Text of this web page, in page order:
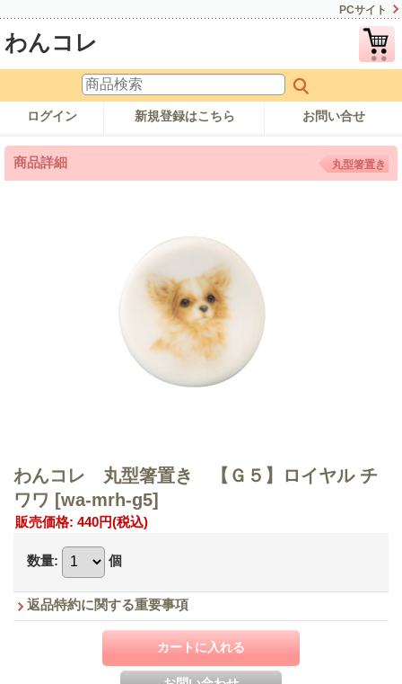
PCサイト
わんコレ
ログイン 新規登録はこちら お問い合せ
商品詳細 丸型箸置き
わんコレ 丸型箸置き 【Ｇ５】ロイヤル チ
ワワ [wa-mrh-g5]
販売価格: 440円(税込)
数量: 個
返品特約に関する重要事項